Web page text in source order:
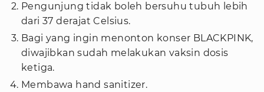
Pengunjung tidak boleh bersuhu tubuh lebih
dari 37 derajat Celsius.
Bagi yang ingin menonton konser BLACKPINK,
diwajibkan sudah melakukan vaksin dosis
ketiga.
Membawa hand sanitizer.